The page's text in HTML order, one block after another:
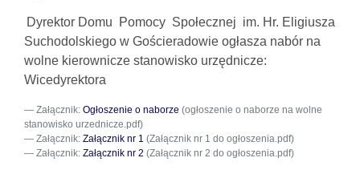
Dyrektor Domu Pomocy Społecznej im. Hr. Eligiusza
Suchodolskiego w Gościeradowie ogłasza nabór na
wolne kierownicze stanowisko urzędnicze:
Wicedyrektora
Załącznik: Ogłoszenie o naborze (ogłoszenie o naborze na wolne
stanowisko urzednicze.pdf)
Załącznik: Załącznik nr 1 (Załącznik nr 1 do ogłoszenia.pdf)
Załącznik: Załącznik nr 2 (Załącznik nr 2 do ogłoszenia.pdf)